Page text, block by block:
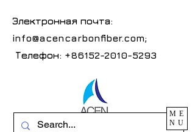
Электронная почта:
info@acencarbonfiber.com;
Телефон: +86152-2010-5293
ME
NU